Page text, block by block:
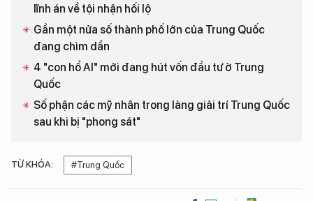
lĩnh án về tội nhận hối lộ
Gần một nửa số thành phố lớn của Trung Quốc
đang chìm dần
4 "con hổ AI" mới đang hút vốn đầu tư ở Trung
Quốc
Số phận các mỹ nhân trong làng giải trí Trung Quốc
sau khi bị "phong sát"
TỪ KHÓA: #Trung Quốc